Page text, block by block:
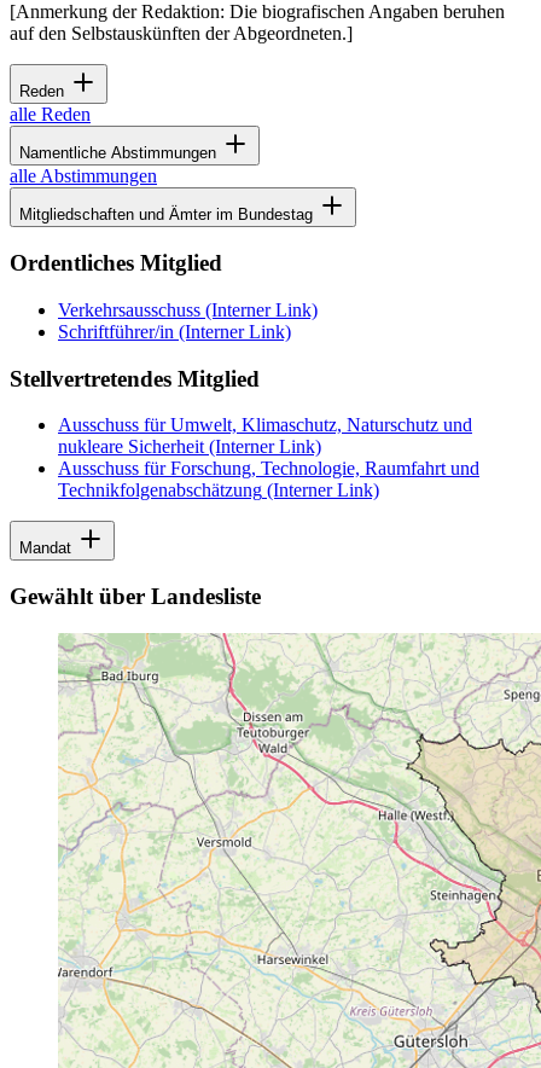
[Anmerkung der Redaktion: Die biografischen Angaben beruhen
auf den Selbstauskünften der Abgeordneten.]
Reden
alle Reden
Namentliche Abstimmungen
alle Abstimmungen
Mitgliedschaften und Ämter im Bundestag
Ordentliches Mitglied
Verkehrsausschuss (Interner Link)
Schriftführer/in (Interner Link)
Stellvertretendes Mitglied
Ausschuss für Umwelt, Klimaschutz, Naturschutz und
nukleare Sicherheit (Interner Link)
Ausschuss für Forschung, Technologie, Raumfahrt und
Technikfolgenabschätzung (Interner Link)
Mandat
Gewählt über Landesliste